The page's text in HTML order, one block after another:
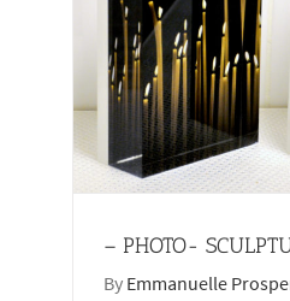
– PHOTO-
By Emmanuelle